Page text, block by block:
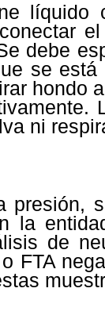
líquido
debe
se
hondo
ni
presión,
la
de
FTA